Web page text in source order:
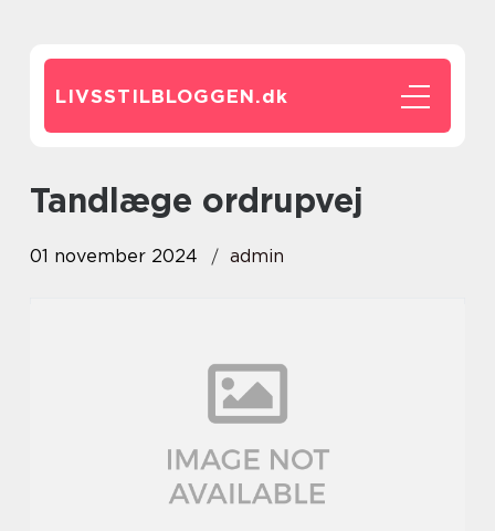
LIVSSTILBLOGGEN.dk
tandlæge ordrupvej
01 november 2024 admin